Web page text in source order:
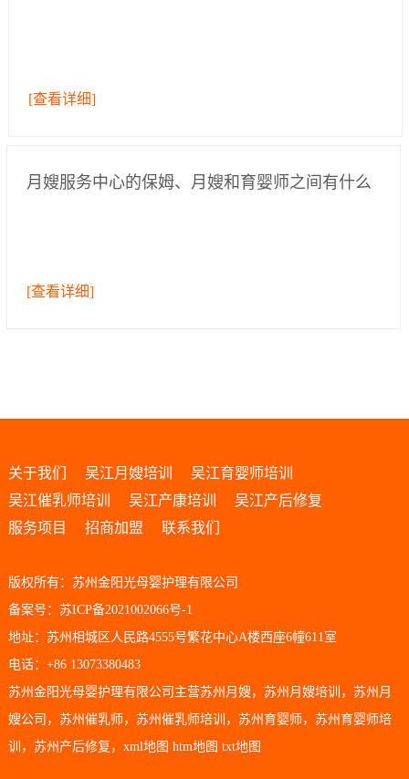
[查看详细]
月嫂服务中心的保姆、月嫂和育婴师之间有什么
[查看详细]
关于我们 吴江月嫂培训
吴江育婴师培训
吴江催乳师培训
吴江产康培训
吴江产后修复
服务项目
招商加盟 联系我们
版权所有：苏州金阳光母婴护理有限公司
备案号：苏ICP备2021002066号-1
地址：苏州相城区人民路4555号繁花中心A楼西座6幢611室
电话：+86 13073380483
苏州金阳光母婴护理有限公司主营苏州月嫂 ， 苏州月嫂培训 ， 苏州月
嫂公司 ， 苏州催乳师 ， 苏州催乳师培训 ， 苏州育婴师 ， 苏州育婴师培
训 ， 苏州产后修复 ， xml地图 htm地图 txt地图